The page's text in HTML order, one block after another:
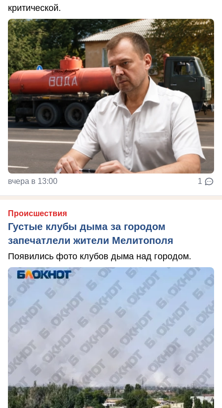
критической.
вчера в 13:00 1
Происшествия
Густые клубы дыма за городом
запечатлели жители Мелитополя
Появились фото клубов дыма над городом.